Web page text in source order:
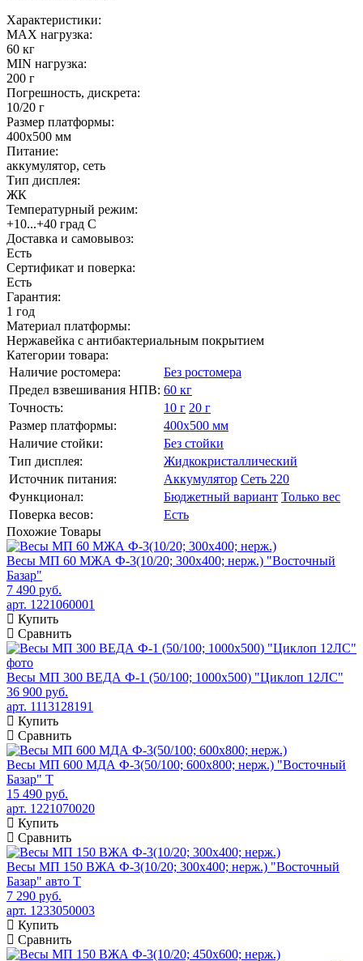
Характеристики:
MAX нагрузка:
60 кг
MIN нагрузка:
200 г
Погрешность, дискрета:
10/20 г
Размер платформы:
400х500 мм
Питание:
аккумулятор, сеть
Тип дисплея:
ЖК
Температурный режим:
+10...+40 град С
Доставка и самовывоз:
Есть
Сертификат и поверка:
Есть
Гарантия:
1 год
Материал платформы:
Нержавейка с антибактериальным покрытием
Категории товара:
Наличие ростомера:
Без ростомера
Предел взвешивания НПВ: 60 кг
Точность:
10 г 20 г
Размер платформы:
400х500 мм
Наличие стойки:
Без стойки
Тип дисплея:
Жидкокристаллический
Источник питания:
Аккумулятор Сеть 220
Функционал:
Бюджетный вариант Только вес
Поверка весов:
Есть
Похожие Товары
Весы МП 60 МЖА Ф-3(10/20; 300х400; нерж.) "Восточный
Базар"
7 490 руб.
арт. 1221060001
Купить
Сравнить
Весы МП 300 ВЕДА Ф-1 (50/100; 1000х500) "Циклоп 12ЛС"
36 900 руб.
арт. 1113128191
Купить
Сравнить
Весы МП 600 МДА Ф-3(50/100; 600х800; нерж.) "Восточный
Базар" Т
15 490 руб.
арт. 1221070020
Купить
Сравнить
Весы МП 150 ВЖА Ф-3(10/20; 300х400; нерж.) "Восточный
Базар" авто Т
7 290 руб.
арт. 1233050003
Купить
Сравнить